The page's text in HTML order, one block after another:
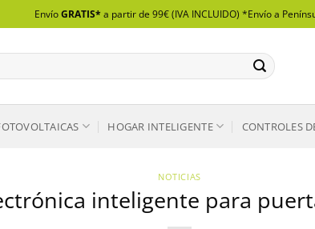
EnvíoGRATIS* a partir de 99€ (IVA INCLUIDO) *Envío a
HOGAR INTELIGENTE CONTROLES
NOTICIAS
inteligente para